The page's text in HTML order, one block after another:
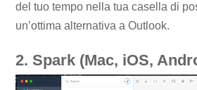
del tuo tempo nella tua casella di
un’ottima alternativa a Outlook.
2. Spark (Mac, iOS,